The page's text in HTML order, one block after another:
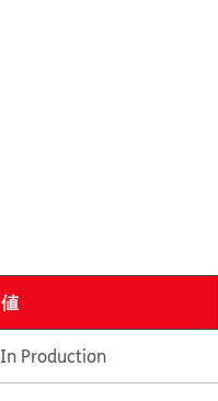
値
In Production